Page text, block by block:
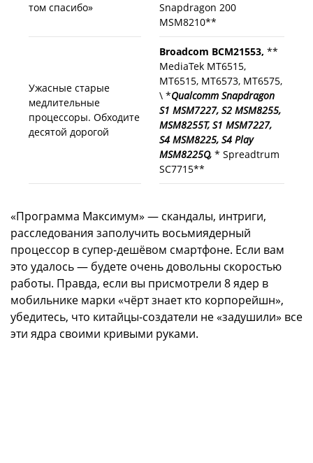
том спасибо»
Snapdragon 200
MSM8210**
Ужасные старые
медлительные
процессоры. Обходите
десятой дорогой
Broadcom BCM21553, **
MediaTek MT6515,
MT6515, MT6573, MT6575,
\ *Qualcomm Snapdragon
S1 MSM7227, S2 MSM8255,
MSM8255T, S1 MSM7227,
S4 MSM8225, S4 Play
MSM8225Q, * Spreadtrum
SC7715**
«Программа Максимум» — скандалы, интриги,
расследования заполучить восьмиядерный
процессор в супер-дешёвом смартфоне. Если вам
это удалось — будете очень довольны скоростью
работы. Правда, если вы присмотрели 8 ядер в
мобильнике марки «чёрт знает кто корпорейшн»,
убедитесь, что китайцы-создатели не «задушили» все
эти ядра своими кривыми руками.